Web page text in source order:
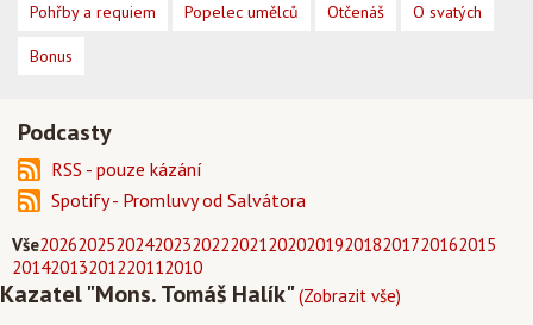
Vše202620252024202320222021202020192018201720162015
20142013201220112010
Kazatel "Mons. Tomáš Halík"(Zobrazit vše)
Pohřby a requiem Popelec umělců Otčenáš O svatých
Bonus
Podcasty
RSS - pouze kázání
Spotify - Promluvy od Salvátora